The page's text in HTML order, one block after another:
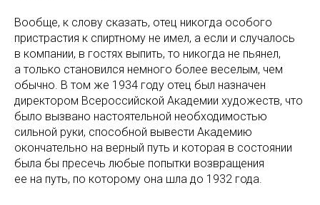
Вообще, к слову сказать, отец никогда особого
пристрастия к спиртному не имел, а если и случалось
в компании, в гостях выпить, то никогда не пьянел,
а только становился немного более веселым, чем
обычно. В том же 1934 году отец был назначен
директором Всероссийской Академии художеств, что
было вызвано настоятельной необходимостью
сильной руки, способной вывести Академию
окончательно на верный путь и которая в состоянии
была бы пресечь любые попытки возвращения
ее на путь, по которому она шла до 1932 года.